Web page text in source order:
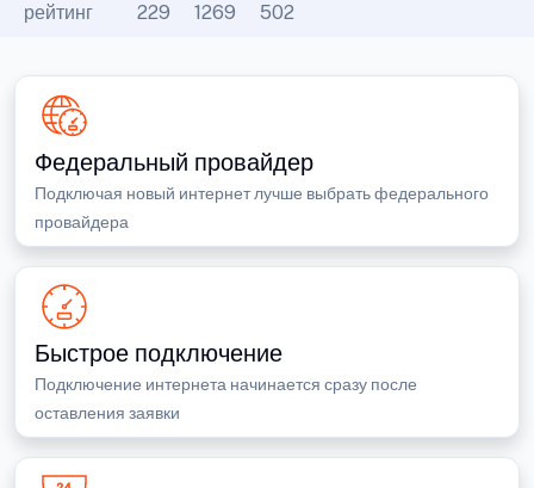
рейтинг 229 1269 502
Федеральный провайдер
Подключая новый интернет лучше выбрать федерального
провайдера
Быстрое подключение
Подключение интернета начинается сразу после
оставления заявки